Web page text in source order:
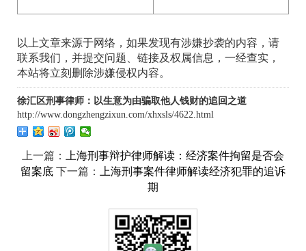
以上文章来源于网络，如果发现有涉嫌抄袭的内容，请
联系我们，并提交问题、链接及权属信息，一经查实，
本站将立刻删除涉嫌侵权内容。
徐汇区刑事律师：以生意为由骗取他人钱财的追回之道
http://www.dongzhengzixun.com/xhxsls/4622.html
上一篇：
上海刑事辩护律师解读：经济案件拘留是否会
留案底 下一篇：
上海刑事案件律师解读经济犯罪的追诉
期